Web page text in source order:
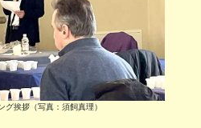
挨拶（写真：須飼真理）